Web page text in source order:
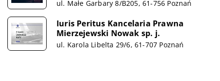
ul. Małe Garbary 8/B205, 61-756 Poznań
Iuris Peritus Kancelaria Prawna
Mierzejewski Nowak sp. j.
ul. Karola Libelta 29/6, 61-707 Poznań